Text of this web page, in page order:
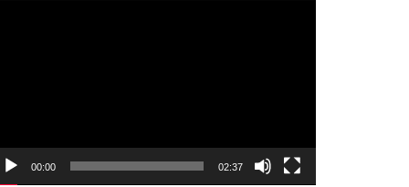
00:00 02:37